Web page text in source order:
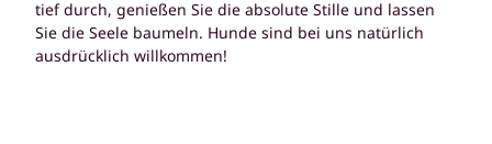
tief durch, genießen Sie die absolute Stille und lassen
Sie die Seele baumeln. Hunde sind bei uns natürlich
ausdrücklich willkommen!